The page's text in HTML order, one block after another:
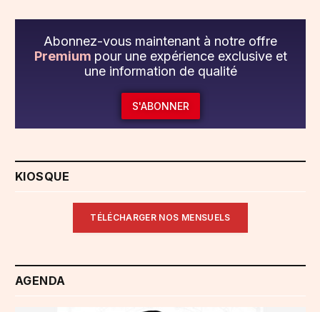
Abonnez-vous maintenant à notre offre
Premium pour une expérience exclusive et
une information de qualité
S'ABONNER
KIOSQUE
TÉLÉCHARGER NOS MENSUELS
AGENDA